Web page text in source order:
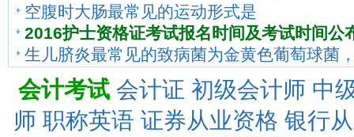
2016护士资格证考试报名时间及考试时间公布-中国卫生人才网2016年护士
资格考试委员会的通知，2016年护士资格考试报名时间已经正式确定，考生届
空腹时大肠最常见的运动形式是
2016护士资格证考试报名时间及考试时间公
生儿脐炎最常见的致病菌为金黄色葡萄球菌
会计考试 会计证 初级会计师 中
师 职称英语 证券从业资格 银行